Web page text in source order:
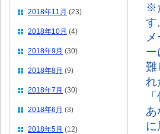
※
す
ー
難
れ
あ
に
2018年11月 (23)
2018年10月 (4)
2018年9月 (30)
2018年8月 (9)
2018年7月 (30)
2018年6月 (3)
2018年5月 (12)